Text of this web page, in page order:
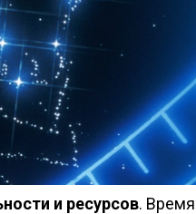
и ресурсов.